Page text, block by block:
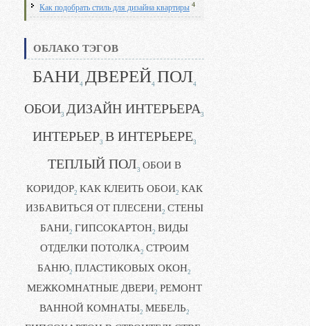
Как подобрать стиль для дизайна квартиры 4
ОБЛАКО ТЭГОВ
БАНИ4 ДВЕРЕЙ4 ПОЛ4
ОБОИ3 ДИЗАЙН ИНТЕРЬЕРА3
ИНТЕРЬЕР3 В ИНТЕРЬЕРЕ3
ТЕПЛЫЙ ПОЛ3 ОБОИ В
КОРИДОР2 КАК КЛЕИТЬ ОБОИ2 КАК
ИЗБАВИТЬСЯ ОТ ПЛЕСЕНИ2 СТЕНЫ
БАНИ2 ГИПСОКАРТОН2 ВИДЫ
ОТДЕЛКИ ПОТОЛКА2 СТРОИМ
БАНЮ2 ПЛАСТИКОВЫХ ОКОН2
МЕЖКОМНАТНЫЕ ДВЕРИ2 РЕМОНТ
ВАННОЙ КОМНАТЫ2 МЕБЕЛЬ2